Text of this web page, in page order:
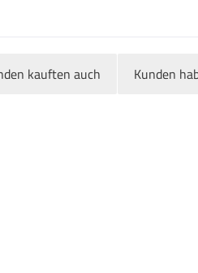
kauften auch Kunden